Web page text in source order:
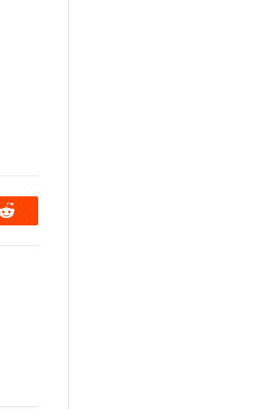
Reddit